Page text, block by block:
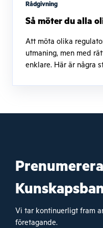
Rådgivning
Så möter du alla
Att möta olika
utmaning, men med
enklare. Här är några
Vi tar kontinuerligt fram
företagande.